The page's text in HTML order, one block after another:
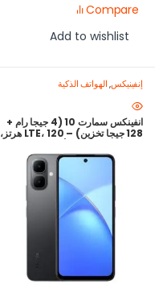
Compare
Add to wishlist
إنفينيكس,الهواتف الذكية
انفينكس سمارت 10 (4 جيجا رام +
128 جيجا تخزين) – LTE، 120 هرتز،